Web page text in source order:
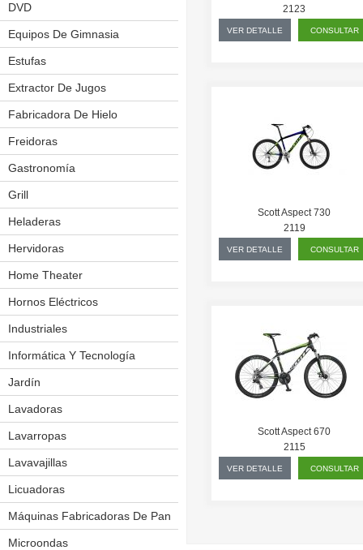
Kit Cortapelos
DVD
Equipos De Gimnasia
Bicicleta Estaticas
Estufas
Extractor De Jugos
Fabricadora De Hielo
Freidoras
Gastronomía
Cuchillos Eléctricos
Fabricadoras De Pororo
Hornos
Sierra P/ Carnes
Spiedo P/ Pollos
Grill
Heladeras
Hervidoras
Home Theater
Hornos Eléctricos
Industriales
Aplicador De Film
Balanzas Eléctronicas
Churrasquera
Cilindro Laminador
Informática Y Tecnología
Jardín
Bordeadoras
Podador
Lavadoras
Lavarropas
Lavavajillas
Licuadoras
Máquinas Fabricadoras De Pan
Microondas
2123
VER DETALLE CONSULTAR
Scott Aspect 730
2119
VER DETALLE CONSULTAR
Scott Aspect 670
2115
VER DETALLE CONSULTAR